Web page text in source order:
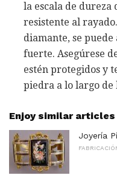
la escala de dureza
resistente al
diamante, se
fuerte. Asegúrese
estén protegidos y
piedra a lo largo de
Enjoy similar articles
Joyería